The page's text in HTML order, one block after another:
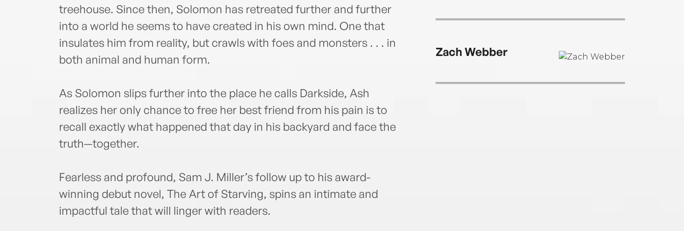
treehouse. Since then, Solomon has retreated further and further
into a world he seems to have created in his own mind. One that
insulates him from reality, but crawls with foes and monsters . . . in
both animal and human form.
As Solomon slips further into the place he calls Darkside, Ash
realizes her only chance to free her best friend from his pain is to
recall exactly what happened that day in his backyard and face the
truth—together.
Fearless and profound, Sam J. Miller’s follow up to his award-
winning debut novel, The Art of Starving, spins an intimate and
impactful tale that will linger with readers.
Zach Webber